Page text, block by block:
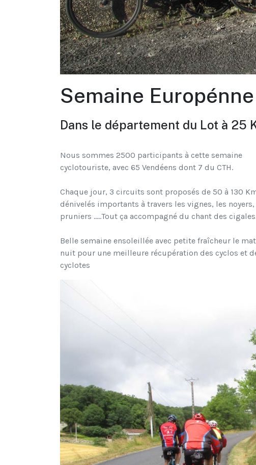
Semaine
Dans le département du Lot à 25
Nous sommes 2500 participants à cette semaine
cyclotouriste, avec 65 Vendéens dont 7 du CTH.
Chaque jour, 3 circuits sont proposés de 50 à 130
dénivelés importants à travers les vignes, les noyers,
pruniers …..Tout ça accompagné du chant des
Belle semaine ensoleillée avec petite fraîcheur le
nuit pour une meilleure récupération des cyclos et
cyclotes